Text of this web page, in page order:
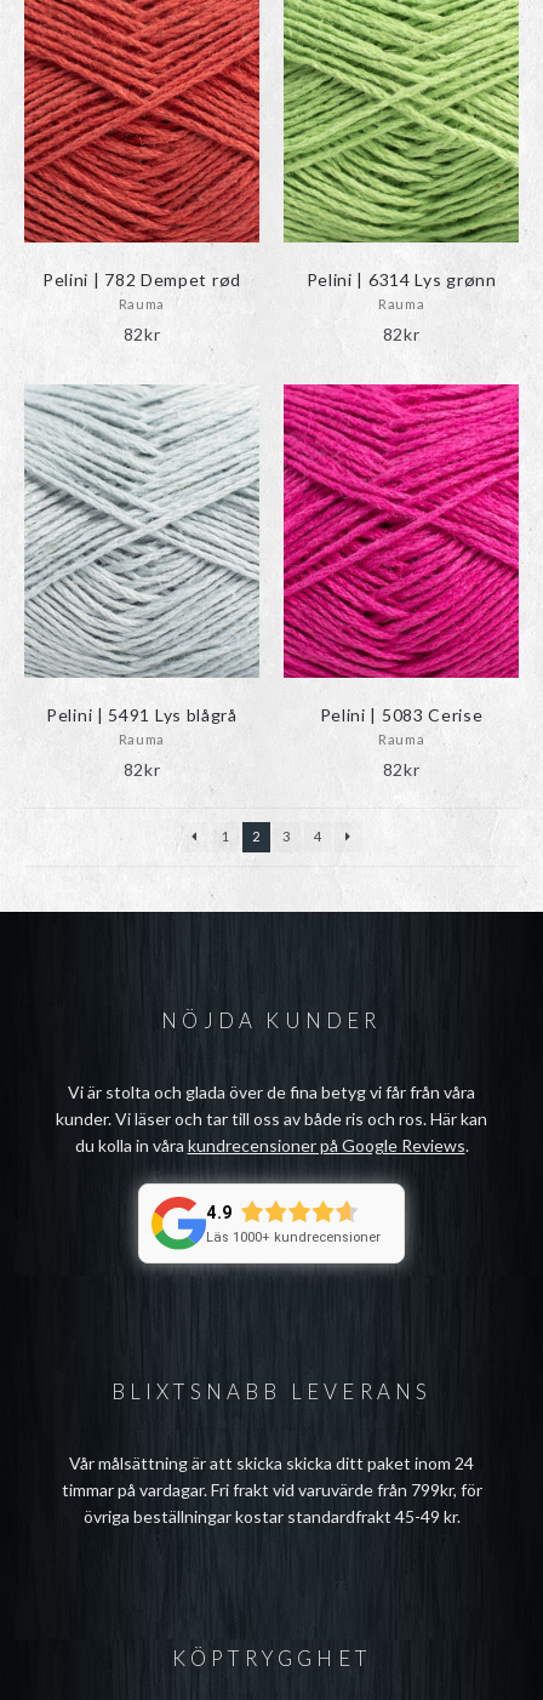
Pelini | 782 Dempet rød
Rauma
82kr
Pelini | 6314 Lys grønn
Rauma
82kr
Pelini | 5491 Lys blågrå
Rauma
82kr
Pelini | 5083 Cerise
Rauma
82kr
1 2 3 4
BLIXTSNABB LEVERANS
Vår målsättning är att skicka skicka ditt paket inom 24
timmar på vardagar. Fri frakt vid varuvärde från 799kr, för
övriga beställningar kostar standardfrakt 45-49 kr.
NÖJDA KUNDER
Vi är stolta och glada över de fina betyg vi får från våra
kunder. Vi läser och tar till oss av både ris och ros. Här kan
du kolla in våra kundrecensioner på Google Reviews.
4.9
Läs 1000+ kundrecensioner
KÖPTRYGGHET